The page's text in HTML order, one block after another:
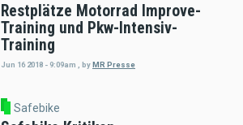
Restplätze Motorrad Improve-
Training und Pkw-Intensiv-
Training
Jun 16 2018 - 9:09am byMR Presse
Safebike